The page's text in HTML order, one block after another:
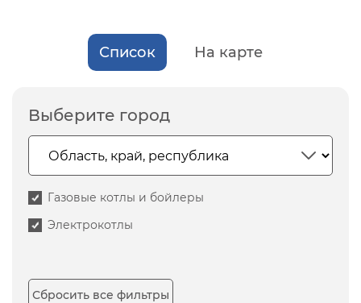
Список На карте
Выберите город
Газовые котлы и бойлеры
Электрокотлы
Сбросить все фильтры